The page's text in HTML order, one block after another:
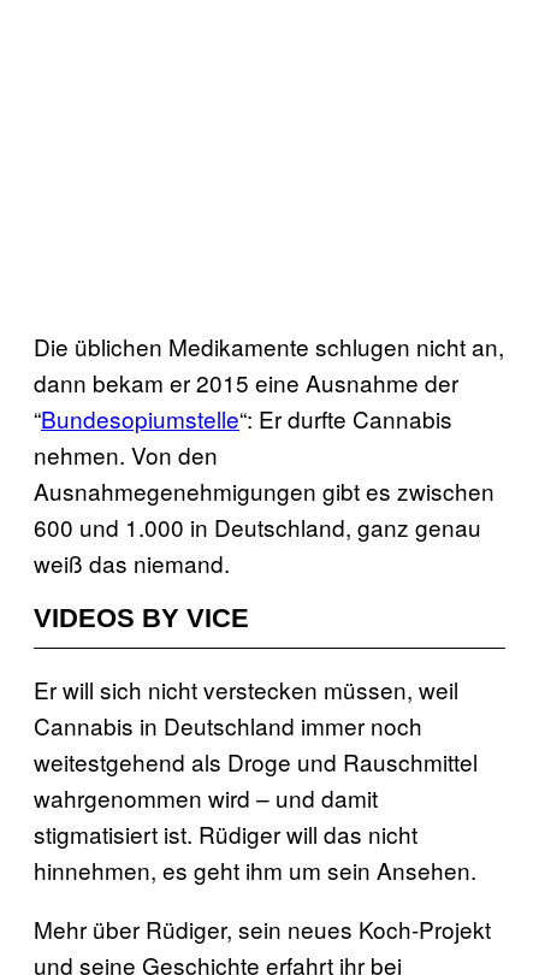
Die üblichen Medikamente schlugen nicht an,
dann bekam er 2015 eine Ausnahme der
“Bundesopiumstelle“: Er durfte Cannabis
nehmen. Von den
Ausnahmegenehmigungen gibt es zwischen
600 und 1.000 in Deutschland, ganz genau
weiß das niemand.
VIDEOS BY VICE
Er will sich nicht verstecken müssen, weil
Cannabis in Deutschland immer noch
weitestgehend als Droge und Rauschmittel
wahrgenommen wird – und damit
stigmatisiert ist. Rüdiger will das nicht
hinnehmen, es geht ihm um sein Ansehen.
Mehr über Rüdiger, sein neues Koch-Projekt
und seine Geschichte erfahrt ihr bei